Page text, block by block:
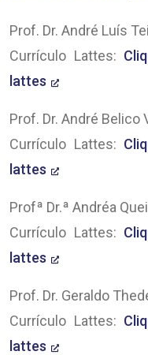
Prof. Dr. André Luís
Currículo Lattes:
lattes
Prof. Dr. André Belico
Currículo Lattes:
lattes
Profª Dr.ª Andréa
Currículo Lattes:
lattes
Prof. Dr. Geraldo
Currículo Lattes:
lattes